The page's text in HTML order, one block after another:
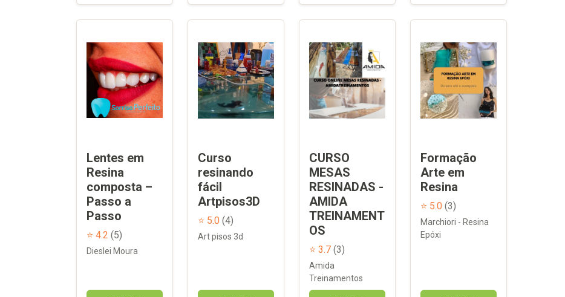
Lentes em
Resina
composta –
Passo a
Passo
⭐ 4.2 (5)
Dieslei Moura
Curso
resinando
fácil
Artpisos3D
⭐ 5.0 (4)
Art pisos 3d
CURSO
MESAS
RESINADAS -
AMIDA
TREINAMENT
OS
⭐ 3.7 (3)
Amida
Treinamentos
Formação
Arte em
Resina
⭐ 5.0 (3)
Marchiori - Resina
Epóxi